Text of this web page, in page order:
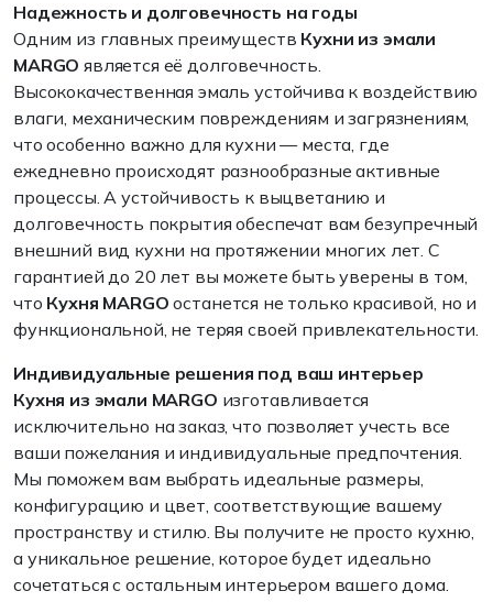
Надежность и долговечность на годы
Одним из главных преимуществ Кухни из эмали
MARGO является её долговечность.
Высококачественная эмаль устойчива к воздействию
влаги, механическим повреждениям и загрязнениям,
что особенно важно для кухни — места, где
ежедневно происходят разнообразные активные
процессы. А устойчивость к выцветанию и
долговечность покрытия обеспечат вам безупречный
внешний вид кухни на протяжении многих лет. С
гарантией до 20 лет вы можете быть уверены в том,
что Кухня MARGO останется не только красивой, но и
функциональной, не теряя своей привлекательности.
Индивидуальные решения под ваш интерьер
Кухня из эмали MARGO изготавливается
исключительно на заказ, что позволяет учесть все
ваши пожелания и индивидуальные предпочтения.
Мы поможем вам выбрать идеальные размеры,
конфигурацию и цвет, соответствующие вашему
пространству и стилю. Вы получите не просто кухню,
а уникальное решение, которое будет идеально
сочетаться с остальным интерьером вашего дома.